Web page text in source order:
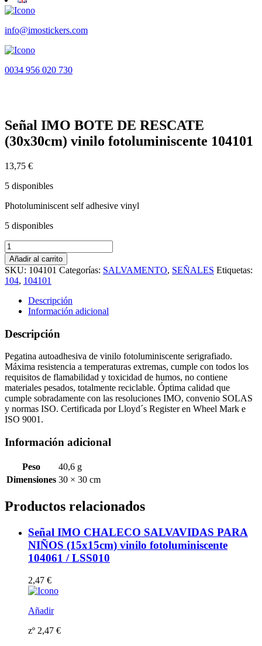
info@imostickers.com
0034 956 020 730
Señal IMO BOTE DE RESCATE
(30x30cm) vinilo fotoluminiscente 104101
13,75 €
5 disponibles
Photoluminiscent self adhesive vinyl
5 disponibles
Señal
IMO
BOTE
DE
RESCATE
(30x30cm)
vinilo
fotoluminiscente
104101
cantidad
Añadir al carrito
SKU: 104101 Categorías: SALVAMENTO, SEÑALES Etiquetas:
104, 104101
Descripción
Información adicional
Descripción
Pegatina autoadhesiva de vinilo fotoluminiscente serigrafiado.
Máxima resistencia a temperaturas extremas, cumple con todos los
requisitos de flamabilidad y toxicidad de humos, no contiene
materiales pesados, totalmente reciclable. Óptima calidad que
cumple sobradamente con las resoluciones IMO, convenio SOLAS
y normas ISO. Certificada por Lloyd´s Register en Wheel Mark e
ISO 9001.
Información adicional
Peso
40,6 g
Dimensiones 30 × 30 cm
Productos relacionados
Señal IMO CHALECO SALVAVIDAS PARA
NIÑOS (15x15cm) vinilo fotoluminiscente
104061 / LSS010
2,47 €
Añadir
zº 2,47 €